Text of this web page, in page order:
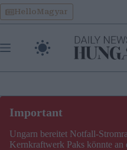
Skip
to
content
HelloMagyar
Ungarn bereitet Notfall-
Kernkraftwerk Paks könnte an